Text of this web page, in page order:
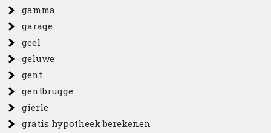
gamma
garage
geel
geluwe
gent
gentbrugge
gierle
gratis hypotheek berekenen